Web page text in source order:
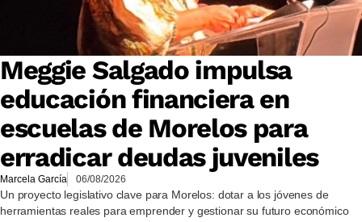
Meggie Salgado impulsa
educación financiera en
escuelas de Morelos para
erradicar deudas juveniles
Marcela García 06/08/2026
Un proyecto legislativo clave para Morelos: dotar a los jóvenes de
herramientas reales para emprender y gestionar su futuro económico